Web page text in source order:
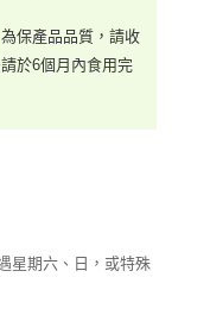
保產品品質，請收
於6個月內食用完
星期六、日，或特殊